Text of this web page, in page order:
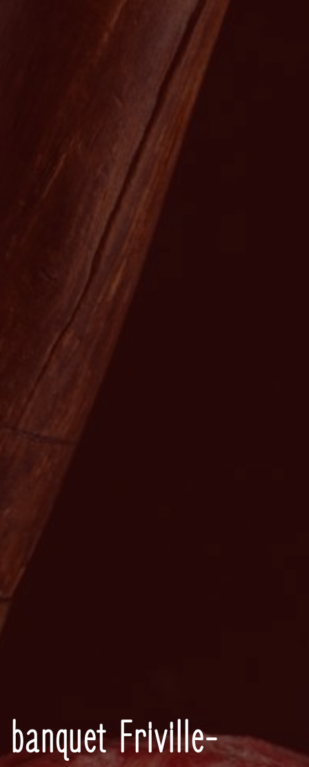
banquet Friville-